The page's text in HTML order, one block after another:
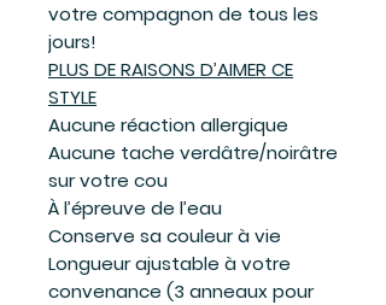
votre compagnon de tous les
jours!
PLUS DE RAISONS D’AIMER CE
STYLE
Aucune réaction allergique
Aucune tache verdâtre/noirâtre
sur votre cou
À l’épreuve de l’eau
Conserve sa couleur à vie
Longueur ajustable à votre
convenance (3 anneaux pour